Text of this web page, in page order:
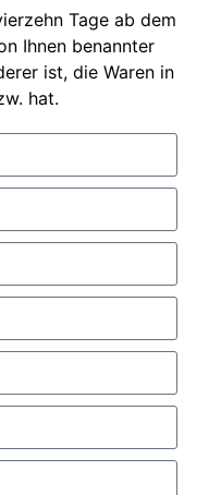
Tage ab dem
Ihnen benannter
ist, die Waren in
hat.